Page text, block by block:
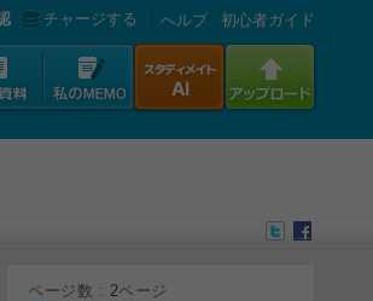
チャージする へルプ 初心者ガイド
ページ数 : 2ページ